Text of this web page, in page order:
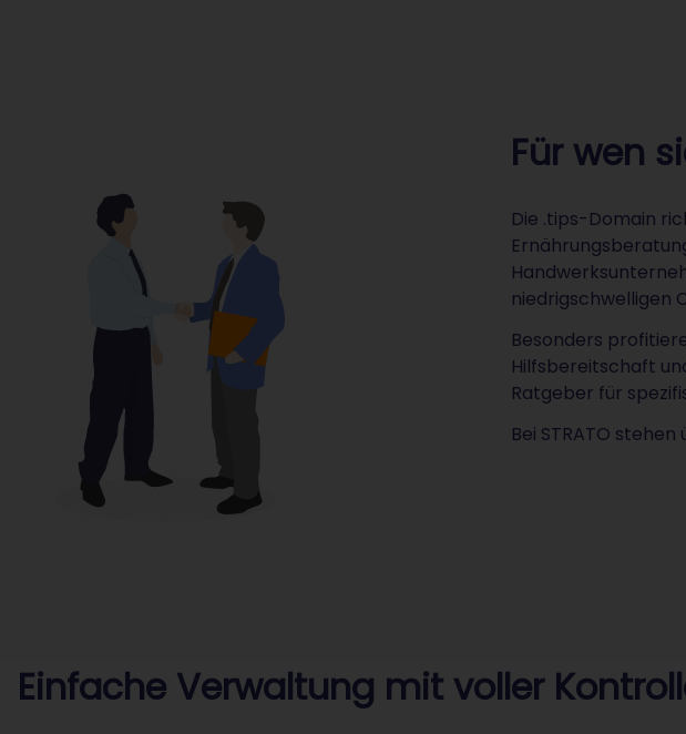
Für wen
Die .tips-Domain
niedrigschwelligen
Besonders
Hilfsbereitschaft
Ratgeber für
Bei STRATO
Einfache Verwaltung mit voller